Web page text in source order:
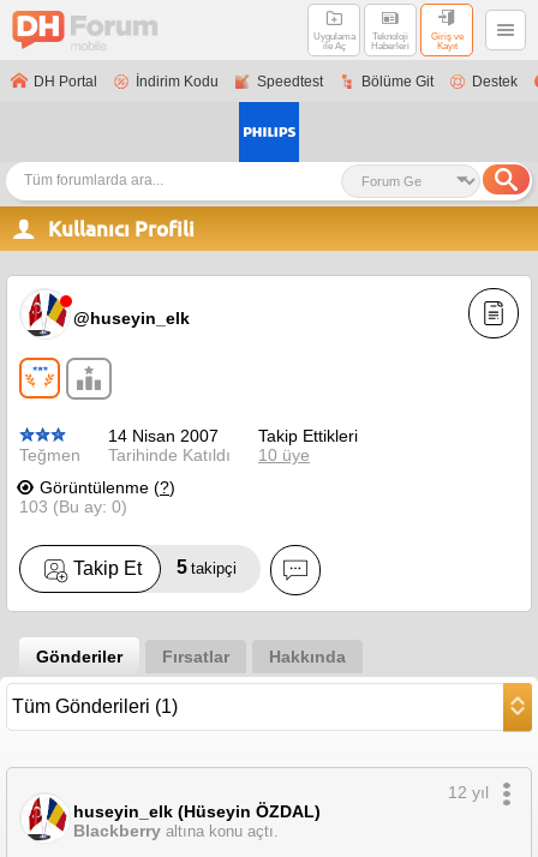
Uygulama
ile Aç
Teknoloji
Haberleri
Giriş ve
Kayıt
DH Portal İndirim Kodu Speedtest Bölüme Git Destek
Kullanıcı Profili
@huseyin_elk
Teğmen
14 Nisan 2007
Tarihinde Katıldı
Takip Ettikleri
10 üye
Görüntülenme (?)
103 (Bu ay: 0)
Takip Et 5 takipçi
Gönderiler Fırsatlar Hakkında
huseyin_elk (Hüseyin ÖZDAL)
Blackberry altına konu açtı.
12 yıl